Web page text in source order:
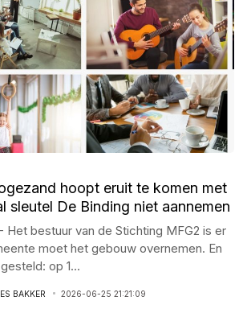
hoopt eruit te komen met
sleutel De Binding niet aannemen
Het bestuur van de Stichting MFG2 is er
moet het gebouw overnemen. En
op 1...
BAKKER 2026-06-25 21:21:09